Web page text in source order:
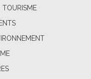
TOURISME